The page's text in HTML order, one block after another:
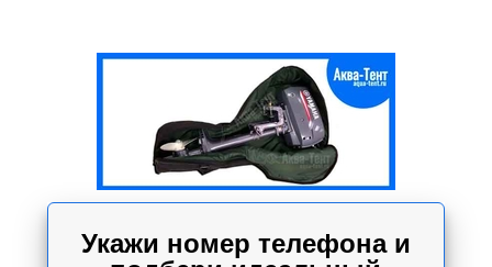
Укажи номер телефона и